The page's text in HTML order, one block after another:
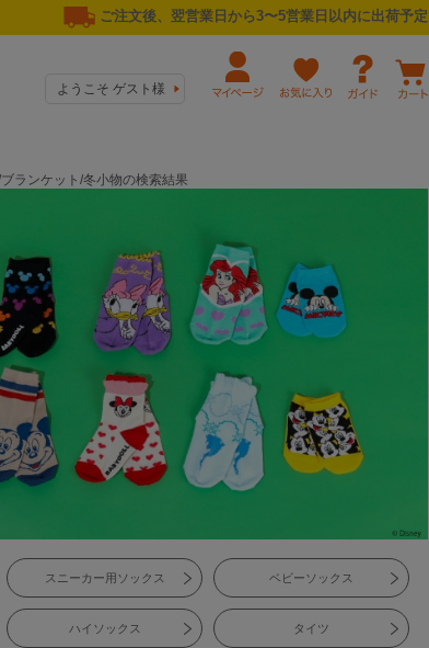
ご注文後、翌営業日から3〜5営業日以内に出荷予定
ようこそ ゲスト様
ランケット/冬小物の検索結果
スニーカー用ソックス ベビーソックス
ハイソックス タイツ